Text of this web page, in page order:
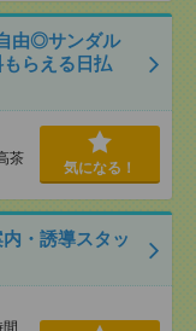
由◎サンダル
らえる日払
茶
気になる！
・誘導スタッ